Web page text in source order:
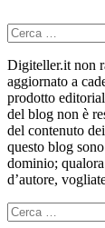
Ricerca
per:
Digiteller.it non
aggiornato a
prodotto
del blog non è
del contenuto
questo blog
dominio;
d’autore,
Ricerca